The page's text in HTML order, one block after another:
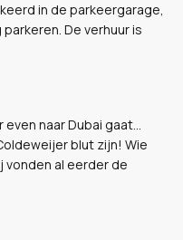
in de parkeergarage,
De verhuur is
naar Dubai gaat...
blut zijn! Wie
al eerder de